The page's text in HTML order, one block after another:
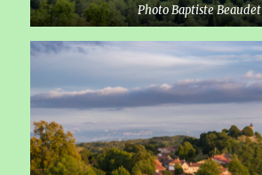
Photo Baptiste Beaudet